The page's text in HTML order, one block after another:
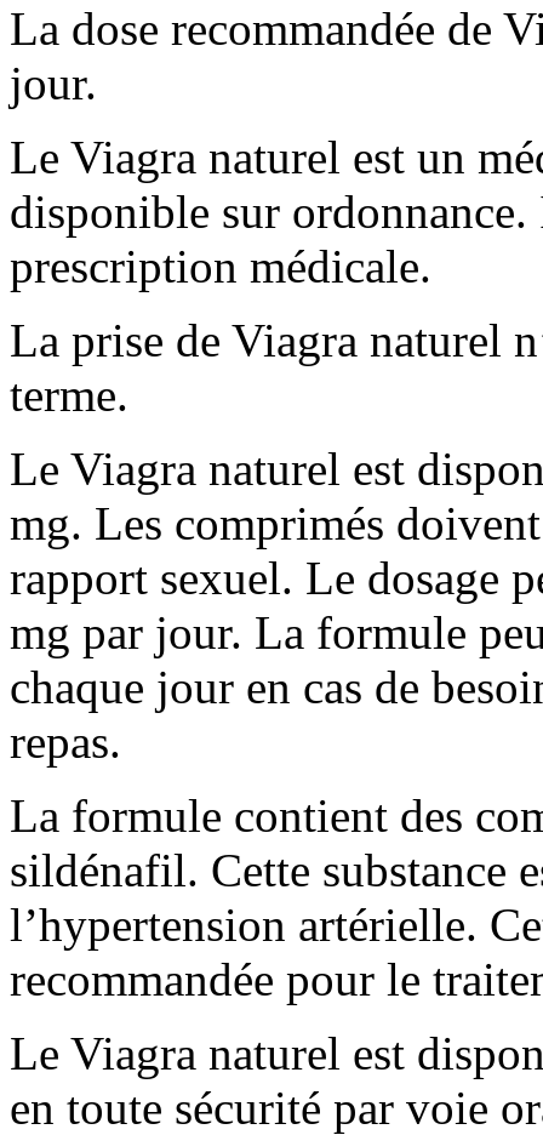
La dose recommandée de
jour.
Le Viagra naturel est un
disponible sur
prescription médicale.
La prise de Viagra naturel
terme.
Le Viagra naturel est
mg. Les comprimés
rapport sexuel. Le dosage
mg par jour. La formule
chaque jour en cas de
repas.
La formule contient des
sildénafil. Cette substance
l’hypertension artérielle.
recommandée pour le
Le Viagra naturel est
en toute sécurité par voie